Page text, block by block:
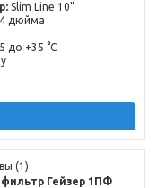
Slim Line 10"
дюйма
до +35 °C
(1)
Гейзер 1ПФ